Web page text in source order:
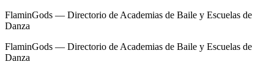
FlaminGods — Directorio de Academias de Baile y Escuelas de
Danza
FlaminGods — Directorio de Academias de Baile y Escuelas de
Danza